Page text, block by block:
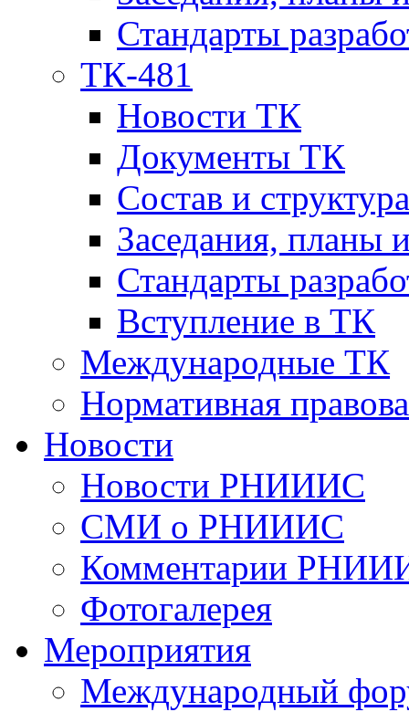
Стандарты
ТК-481
Новости ТК
Документы ТК
Cостав и
Заседания, планы
Стандарты
Вступление в ТК
Международные ТК
Нормативная
Новости
Новости РНИИИС
СМИ о РНИИИС
Комментарии
Фотогалерея
Мероприятия
Международный